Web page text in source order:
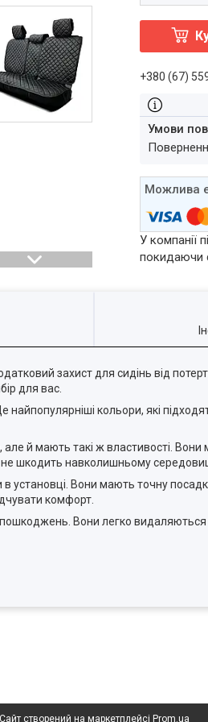
+380 (67)
У компанії
покидаючи
захист для сидінь від
для вас.
кольори, які
й мають такі ж властивості. Вони
не шкодить навколишньому
установці. Вони мають точну
комфорт.
Вони легко
Сайт створений на маркетплейсі Prom.ua